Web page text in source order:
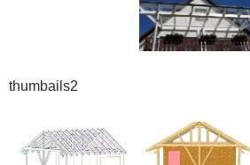
thumbails2